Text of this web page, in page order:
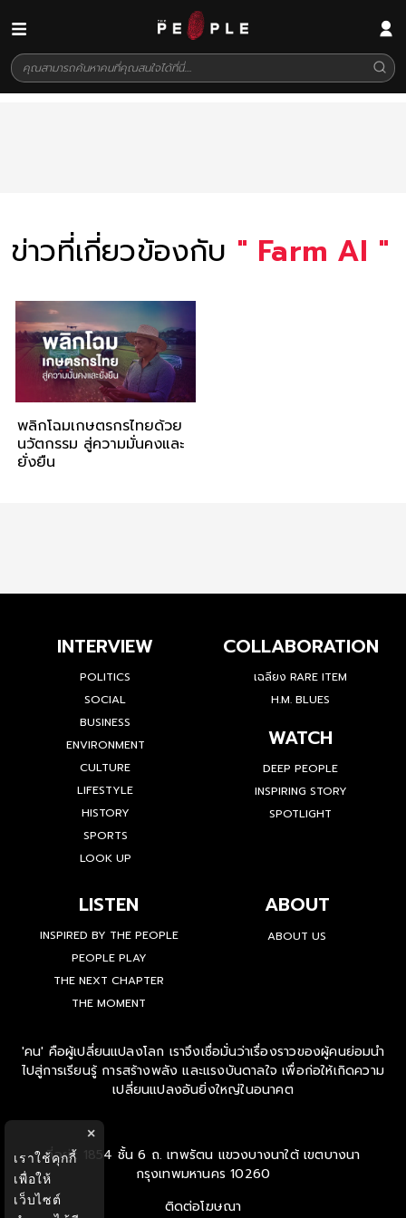
ข่าวที่เกี่ยวข้องกับ " Farm AI "
พลิกโฉมเกษตรกรไทยด้วย
นวัตกรรม สู่ความมั่นคงและ
ยั่งยืน
INTERVIEW
POLITICS
SOCIAL
BUSINESS
ENVIRONMENT
CULTURE
LIFESTYLE
HISTORY
SPORTS
LOOK UP
COLLABORATION
เฉลียง RARE ITEM
H.M. BLUES
WATCH
DEEP PEOPLE
INSPIRING STORY
SPOTLIGHT
LISTEN
INSPIRED BY THE PEOPLE
PEOPLE PLAY
THE NEXT CHAPTER
THE MOMENT
ABOUT
ABOUT US
'คน' คือผู้เปลี่ยนแปลงโลก เราจึงเชื่อมั่นว่าเรื่องราวของผู้คนย่อมนำ
ไปสู่การเรียนรู้ การสร้างพลัง และแรงบันดาลใจ เพื่อก่อให้เกิดความ
เปลี่ยนแปลงอันยิ่งใหญ่ในอนาคต
ที่อยู่ : 1854 ชั้น 6 ถ. เทพรัตน แขวงบางนาใต้ เขตบางนา
กรุงเทพมหานคร 10260
ติดต่อโฆษณา
×
เราใช้คุกกี้
เพื่อให้
เว็บไซต์